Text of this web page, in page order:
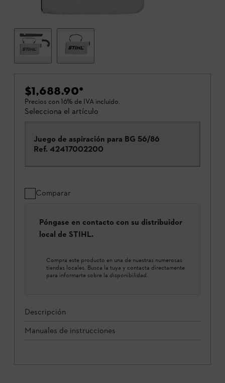
$1,688.90*
Precios con 16% de IVA incluido.
Selecciona el artículo
Juego de aspiración para BG 56/86
Ref. 42417002200
Comparar
Póngase en contacto con su distribuidor
local de STIHL.
Compra este producto en una de nuestras numerosas
tiendas locales. Busca la tuya y contacta directamente
para informarte sobre la disponibilidad.
Descripción
Manuales de instrucciones